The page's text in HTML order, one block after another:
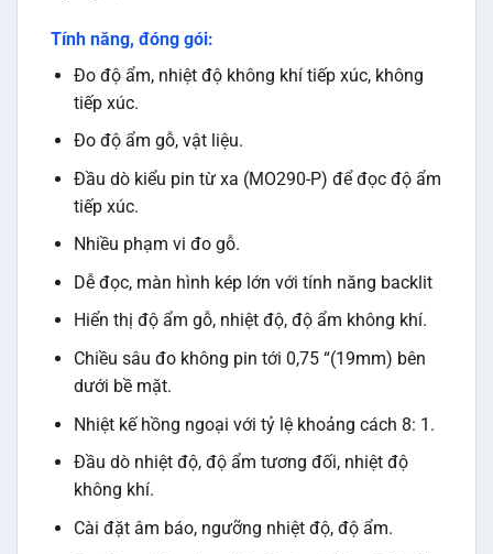
Tính năng, đóng gói:
Đo độ ẩm, nhiệt độ không khí tiếp xúc, không
tiếp xúc.
Đo độ ẩm gỗ, vật liệu.
Đầu dò kiểu pin từ xa (MO290-P) để đọc độ ẩm
tiếp xúc.
Nhiều phạm vi đo gỗ.
Dễ đọc, màn hình kép lớn với tính năng backlit
Hiển thị độ ẩm gỗ, nhiệt độ, độ ẩm không khí.
Chiều sâu đo không pin tới 0,75 “(19mm) bên
dưới bề mặt.
Nhiệt kế hồng ngoại với tỷ lệ khoảng cách 8: 1.
Đầu dò nhiệt độ, độ ẩm tương đối, nhiệt độ
không khí.
Cài đặt âm báo, ngưỡng nhiệt độ, độ ẩm.